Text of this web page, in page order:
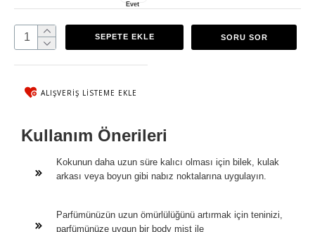
Evet
SEPETE EKLE SORU SOR
ALIŞVERIŞ LISTEME EKLE
Kullanım Önerileri
Kokunun daha uzun süre kalıcı olması için bilek, kulak
arkası veya boyun gibi nabız noktalarına uygulayın.
Parfümünüzün uzun ömürlülüğünü artırmak için teninizi,
parfümünüze uygun bir body mist ile